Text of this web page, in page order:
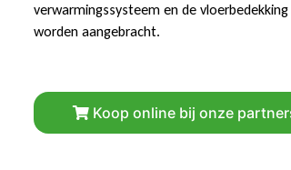
verwarmingssysteem en de
worden aangebracht.
Koop online bij onze